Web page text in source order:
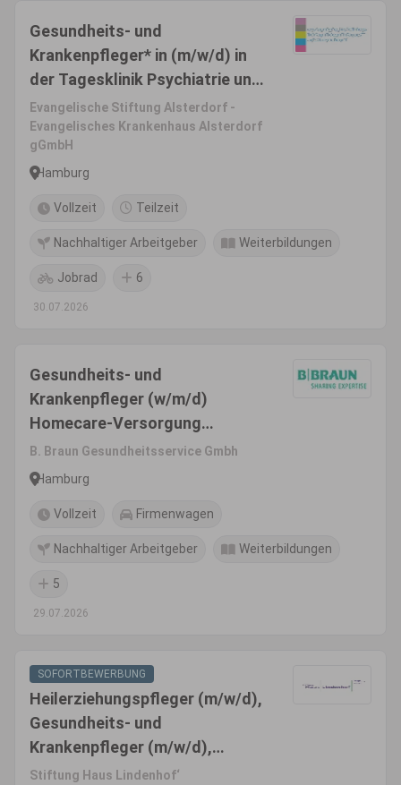
Gesundheits- und
Krankenpfleger* in (m/w/d) in
der Tagesklinik Psychiatrie und
-psychotherapie
Evangelische Stiftung Alsterdorf -
Evangelisches Krankenhaus Alsterdorf
gGmbH
Hamburg
Vollzeit Teilzeit
Nachhaltiger Arbeitgeber Weiterbildungen
Jobrad 6
30.07.2026
Gesundheits- und
Krankenpfleger (w/m/d)
Homecare-Versorgung
Hamburg
B. Braun Gesundheitsservice Gmbh
Hamburg
Vollzeit Firmenwagen
Nachhaltiger Arbeitgeber Weiterbildungen
5
29.07.2026
SOFORTBEWERBUNG
Heilerziehungspfleger (m/w/d),
Gesundheits- und
Krankenpfleger (m/w/d),
Altenpfleger (m/w/d) oder mit
Stiftung Haus Lindenhof‘